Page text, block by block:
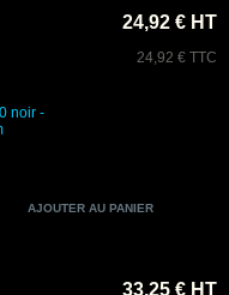
noir -
24,92 € HT
24,92 € TTC
33,25 € HT